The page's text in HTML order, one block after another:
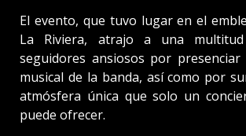
El evento, que tuvo lugar en el
La Riviera, atrajo a una
seguidores ansiosos por
musical de la banda, así como por
atmósfera única que solo un
puede ofrecer.